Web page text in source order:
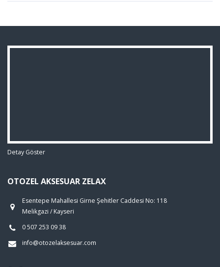
Detay Göster
OTOZEL AKSESUAR ZELAX
Esentepe Mahallesi Girne Şehitler Caddesi No: 118
Melikgazi / Kayseri
0 507 253 09 38
info@otozelaksesuar.com